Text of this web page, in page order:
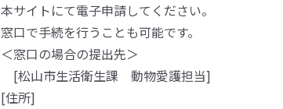
本サイトにて電子申請してください。
窓口で手続を行うことも可能です。
＜窓口の場合の提出先＞
[松山市生活衛生課 動物愛護担当]
[住所]